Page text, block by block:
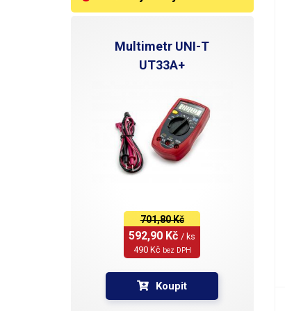
Multimetr UNI-T
UT33A+
701,80 Kč
592,90 Kč / ks
490 Kč bez DPH
Koupit